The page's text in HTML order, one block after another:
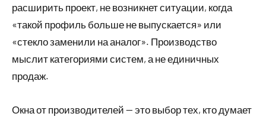
расширить проект, не возникнет ситуации, когда
«такой профиль больше не выпускается» или
«стекло заменили на аналог». Производство
мыслит категориями систем, а не единичных
продаж.
Окна от производителей — это выбор тех, кто думает